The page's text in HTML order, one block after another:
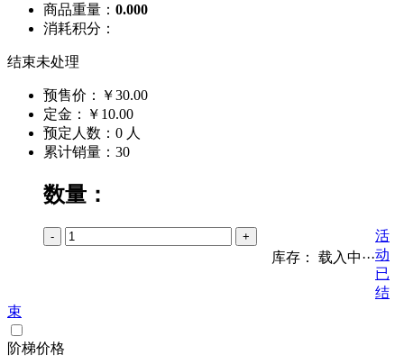
商品重量： 0.000
消耗积分：
结束未处理
预售价： ￥30.00
定金：
￥ 10.00
预定人数： 0 人
累计销量： 30
数量：
- +
库存： 载入中···
活
动
已
结
束
阶梯价格